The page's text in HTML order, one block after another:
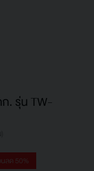
. รุ่น TW-
ลด 50%